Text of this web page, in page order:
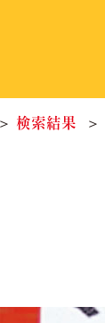
検索結果